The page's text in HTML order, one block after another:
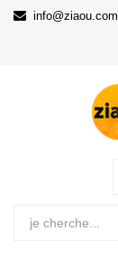
info@ziaou.com